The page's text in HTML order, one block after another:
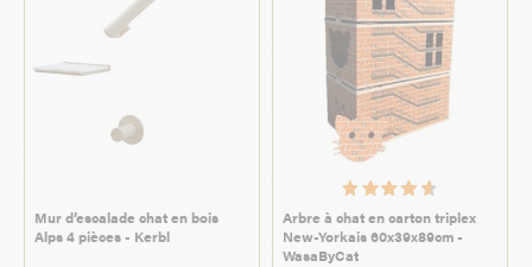
Mur d’escalade chat en bois
Alps 4 pièces - Kerbl
Arbre à chat en carton triplex
New-Yorkais 60x39x89cm -
WasaByCat